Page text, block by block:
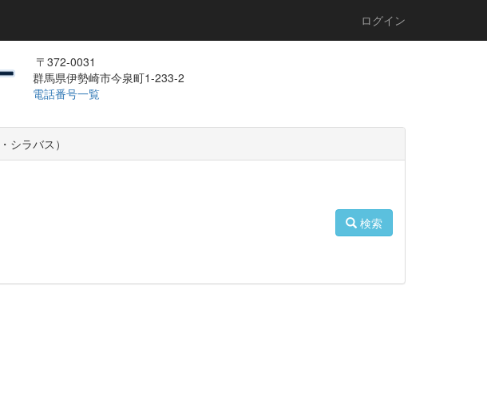
ログイン
〒372-0031
群馬県伊勢崎市今泉町1-233-2
電話番号一覧
シラバス）
検索